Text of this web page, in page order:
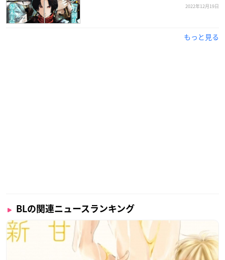
2022年12月19日
もっと見る
BLの関連ニュースランキング